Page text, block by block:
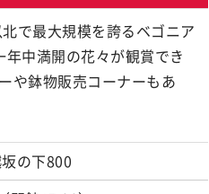
で最大規模を誇るベゴニア
中満開の花々が観賞でき
や鉢物販売コーナーもあ
の下800